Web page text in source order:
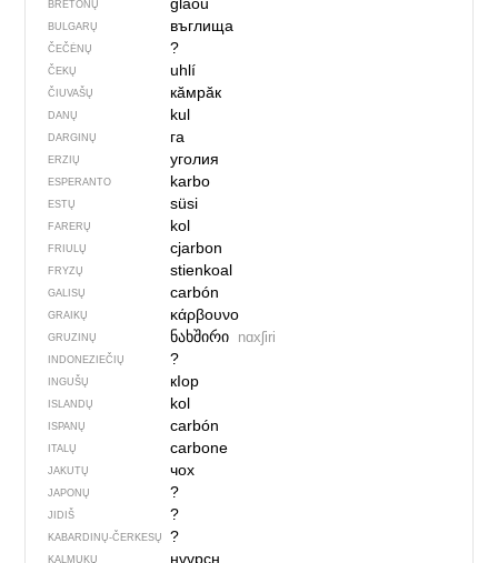
BRETONŲ
BULGARŲ въглища
ČEČĖNŲ ?
ČEKŲ uhlí
ČIUVAŠŲ кӑмрӑк
DANŲ kul
DARGINŲ га
ERZIŲ уголия
ESPERANTO karbo
ESTŲ süsi
FARERŲ kol
FRIULŲ cjarbon
FRYZŲ stienkoal
GALISŲ carbón
GRAIKŲ κάρβουνο
GRUZINŲ ნახშირი nɑxʃiri
INDONEZIEČIŲ ?
INGUŠŲ кIор
ISLANDŲ kol
ISPANŲ carbón
ITALŲ carbone
JAKUTŲ чох
JAPONŲ ?
JIDIŠ ?
KABARDINŲ-ČERKESŲ ?
KALMUKŲ нүүрсн